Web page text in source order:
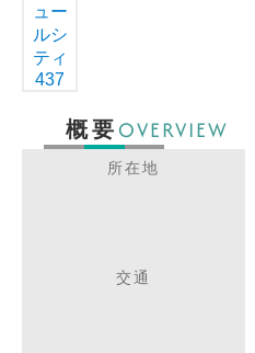
概要OVERVIEW
所在地
交通